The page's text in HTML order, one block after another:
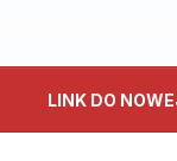
LINK DO